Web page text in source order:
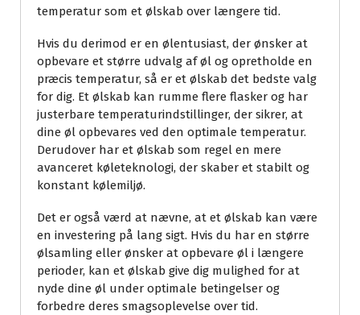
temperatur som et ølskab over længere tid.
Hvis du derimod er en ølentusiast, der ønsker at
opbevare et større udvalg af øl og opretholde en
præcis temperatur, så er et ølskab det bedste valg
for dig. Et ølskab kan rumme flere flasker og har
justerbare temperaturindstillinger, der sikrer, at
dine øl opbevares ved den optimale temperatur.
Derudover har et ølskab som regel en mere
avanceret køleteknologi, der skaber et stabilt og
konstant kølemiljø.
Det er også værd at nævne, at et ølskab kan være
en investering på lang sigt. Hvis du har en større
ølsamling eller ønsker at opbevare øl i længere
perioder, kan et ølskab give dig mulighed for at
nyde dine øl under optimale betingelser og
forbedre deres smagsoplevelse over tid.